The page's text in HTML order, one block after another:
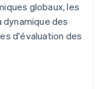
globaux, les
des
d'évaluation des